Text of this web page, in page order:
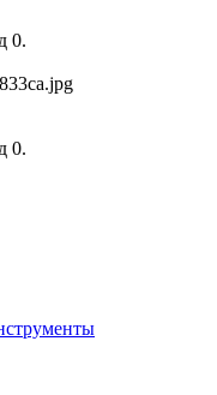
0.
0.